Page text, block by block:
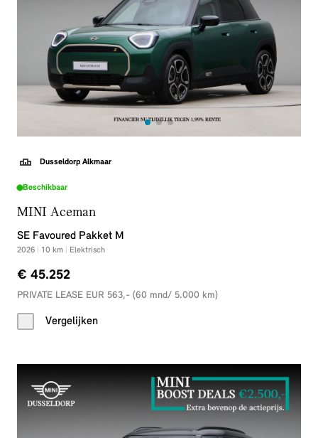
Dusseldorp Alkmaar
Beschikbaar
MINI Aceman
SE Favoured Pakket M
2026 10 km Elektrisch
€ 45.252
PRIVATE LEASE EUR 563,- (60 mnd/ 5.000 km)
Vergelijken